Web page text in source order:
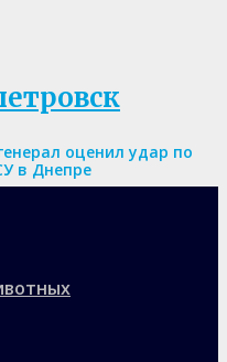
оценил удар по
в Днепре